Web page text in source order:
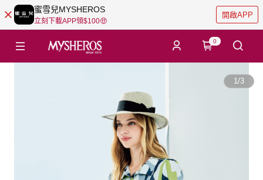
蜜雪兒MYSHEROS
立刻下載APP領$100🤑
開啟APP
0
1/3